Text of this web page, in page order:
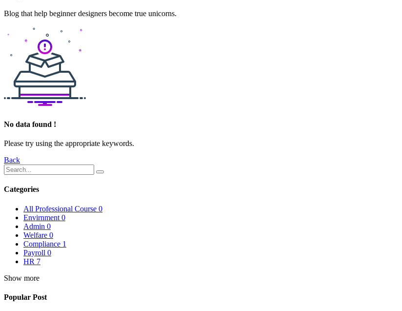
Blog that help beginner designers become true unicorns.
No data found !
Please try using the appropriate keywords.
Back
Categories
All Professional Course 0
Envirnment 0
Admin 0
Welfare 0
Compliance 1
Payroll 0
HR 7
Show more
Popular Post